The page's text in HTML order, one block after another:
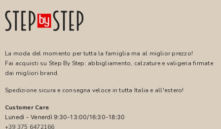
La moda del momento per tutta la famiglia ma al miglior prezzo!
Fai acquisti su Step By Step: abbigliamento, calzature e valigeria firmate
dai migliori brand.
Spedizione sicura e consegna veloce in tutta Italia e all'estero!
Customer Care
Lunedì - Venerdì 9:30-13:00/16:30-18:30
+39 375 6472166